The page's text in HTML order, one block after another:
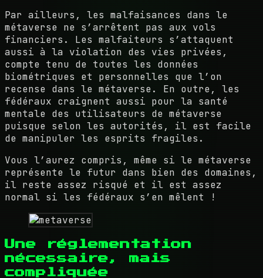
Par ailleurs, les malfaisances dans le
métaverse ne s’arrêtent pas aux vols
financiers. Les malfaiteurs s’attaquent
aussi à la violation des vies privées,
compte tenu de toutes les données
biométriques et personnelles que l’on
recense dans le métaverse. En outre, les
fédéraux craignent aussi pour la santé
mentale des utilisateurs de métaverse
puisque selon les autorités, il est facile
de manipuler les esprits fragiles.
Vous l’aurez compris, même si le métaverse
représente le futur dans bien des domaines,
il reste assez risqué et il est assez
normal si les fédéraux s’en mêlent !
Une réglementation
nécessaire, mais
compliquée